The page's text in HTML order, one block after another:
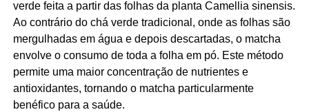
verde feita a partir das folhas da planta Camellia sinensis.
Ao contrário do chá verde tradicional, onde as folhas são
mergulhadas em água e depois descartadas, o matcha
envolve o consumo de toda a folha em pó. Este método
permite uma maior concentração de nutrientes e
antioxidantes, tornando o matcha particularmente
benéfico para a saúde.